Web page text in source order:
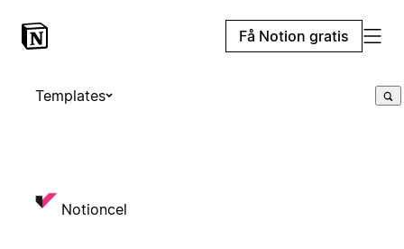
Få Notion gratis
Templates
Notioncel